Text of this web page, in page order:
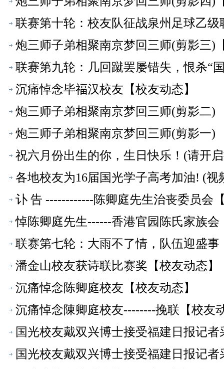
联赛第十轮：校友队征战泉州足球乙
炮三师子弟相聚南京梦回三师(剪影三)
联赛第九轮：几回蹴罢屡错失，恨杀“
沉痛悼念毕福汉校友【校友动态】
炮三师子弟相聚南京梦回三师(剪影二)
炮三师子弟相聚南京梦回三师(剪影一)
祝六月份出生的你，生日快乐！(请开
各地校友为16届国光学子高考加油! (视
讣 告 ------------陈卿庭先生治丧委员会
悼陈卿庭先生------香港官园陈氏家族会
联赛第七轮：大雨不了情，队伍迎盛事
潘金山校友获诗联比赛奖【校友动态】
沉痛悼念陈卿庭校友【校友动态】
沉痛悼念陳卿庭校友--------挽联【校友
国光校友戴双兴博士接受福建日报记
国光校友戴双兴博士接受福建日报记